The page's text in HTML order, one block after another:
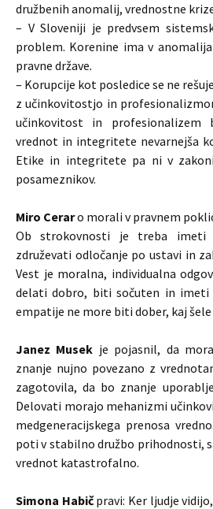
družbenih anomalij, vrednostne
– V Sloveniji je predvsem
problem. Korenine ima v
pravne države.
– Korupcije kot posledice se ne
z učinkovitostjo in
učinkovitost in profesionalizem
vrednot in integritete nevarnejša
Etike in integritete pa ni v
posameznikov.
Miro Ceraro morali v pravnem
Ob strokovnosti je treba imeti
združevati odločanje po ustavi in
Vest je moralna, individualna
delati dobro, biti sočuten in imeti
empatije ne more biti dober, kaj
Janez Musek je pojasnil, da
znanje nujno povezano z
zagotovila, da bo znanje
Delovati morajo mehanizmi
medgeneracijskega prenosa
poti v stabilno družbo prihodnosti,
vrednot katastrofalno.
Simona Habičpravi: Ker ljudje